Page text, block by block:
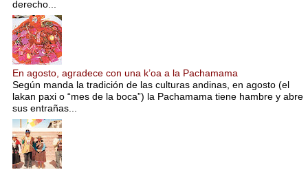
derecho...
En agosto, agradece con una k’oa a la Pachamama
Según manda la tradición de las culturas andinas, en agosto (el
lakan paxi o “mes de la boca”) la Pachamama tiene hambre y abre
sus entrañas...